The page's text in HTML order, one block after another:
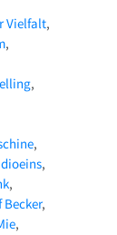
Vielfalt
Becker